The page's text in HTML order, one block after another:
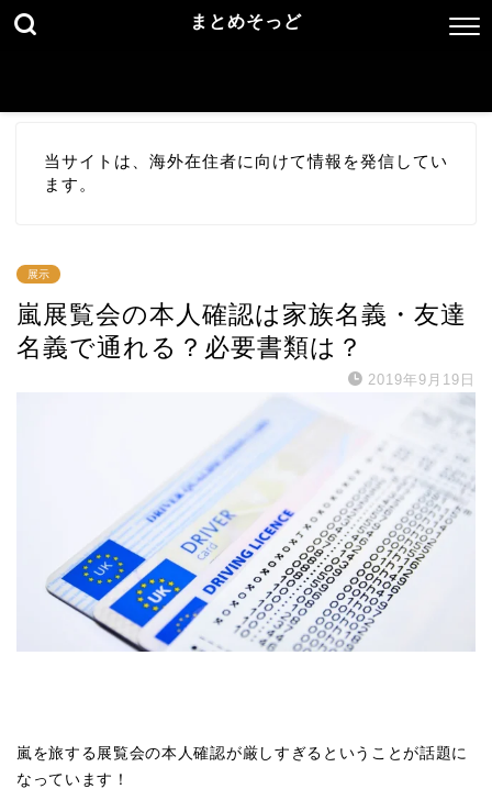
まとめそっど
当サイトは、海外在住者に向けて情報を発信してい
ます。
展示
嵐展覧会の本人確認は家族名義・友達
名義で通れる？必要書類は？
2019年9月19日
嵐を旅する展覧会の本人確認が厳しすぎるということが話題に
なっています！